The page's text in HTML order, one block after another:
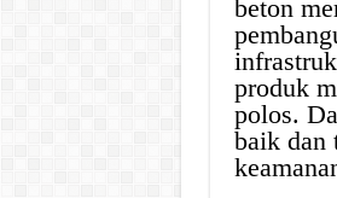
beton
produk
polos.
baik dan